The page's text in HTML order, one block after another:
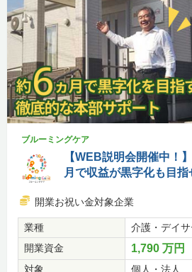
ブルーミングケア
【WEB説明会開催中！
月で収益が黒字化も目指
開業お祝い金対象企業
業種
介護・デイサ
開業資金
1,790 万円
対象
個人・法人